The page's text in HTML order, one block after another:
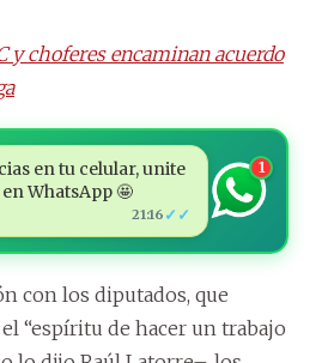
y choferes encaminan acuerdo
en tu celular, unite
WhatsApp 🤩
21:16 ✓✓
1
con los diputados, que
“espíritu de hacer un trabajo